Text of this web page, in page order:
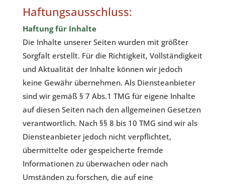
Haftungsausschluss:
Haftung für Inhalte
Die Inhalte unserer Seiten wurden mit größter
Sorgfalt erstellt. Für die Richtigkeit, Vollständigkeit
und Aktualität der Inhalte können wir jedoch
keine Gewähr übernehmen. Als Diensteanbieter
sind wir gemäß § 7 Abs.1 TMG für eigene Inhalte
auf diesen Seiten nach den allgemeinen Gesetzen
verantwortlich. Nach §§ 8 bis 10 TMG sind wir als
Diensteanbieter jedoch nicht verpflichtet,
übermittelte oder gespeicherte fremde
Informationen zu überwachen oder nach
Umständen zu forschen, die auf eine